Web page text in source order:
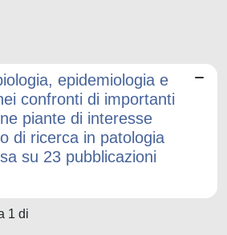
epidemiologia e
confronti di importanti
piante di interesse
di ricerca in patologia
su 23 pubblicazioni
1 di